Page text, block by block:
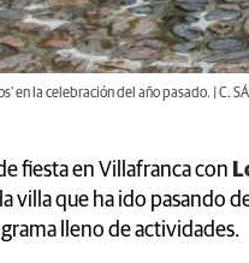
en la celebración del año pasado. | C.
fiesta en Villafranca con
villa que ha ido pasando
lleno de actividades.